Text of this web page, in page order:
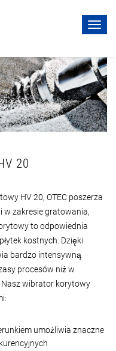
20
HV 20, OTEC poszerza
w zakresie gratowania,
to odpowiednia
kostnych. Dzięki
bardzo intensywną
procesów niż w
wibrator korytowy
umożliwia znaczne